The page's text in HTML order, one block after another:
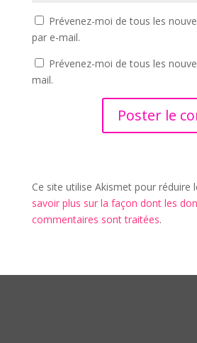
Prévenez-moi de tous les
par e-mail.
Prévenez-moi de tous les
mail.
Ce site utilise Akismet pour réduire
savoir plus sur la façon dont les
commentaires sont traitées.